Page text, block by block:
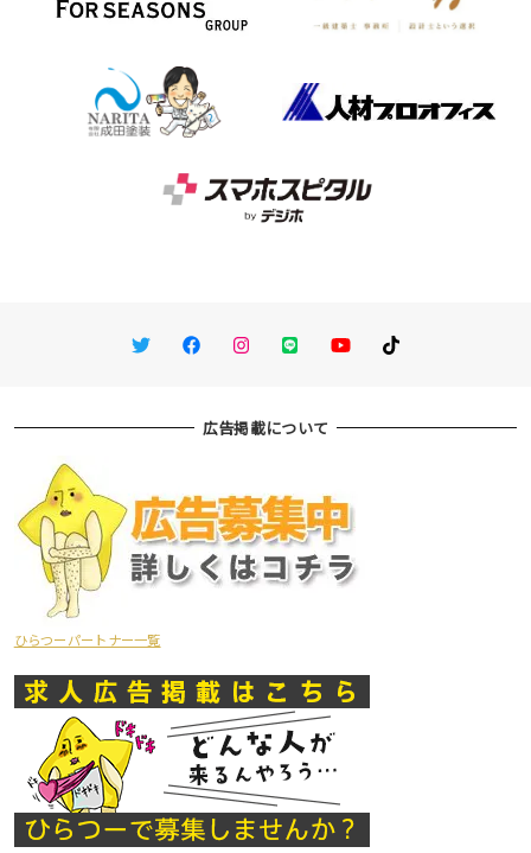
TwitterFacebookInstagram
LINE You TubeTikTok
広告掲載について
ひらつーパートナー一覧